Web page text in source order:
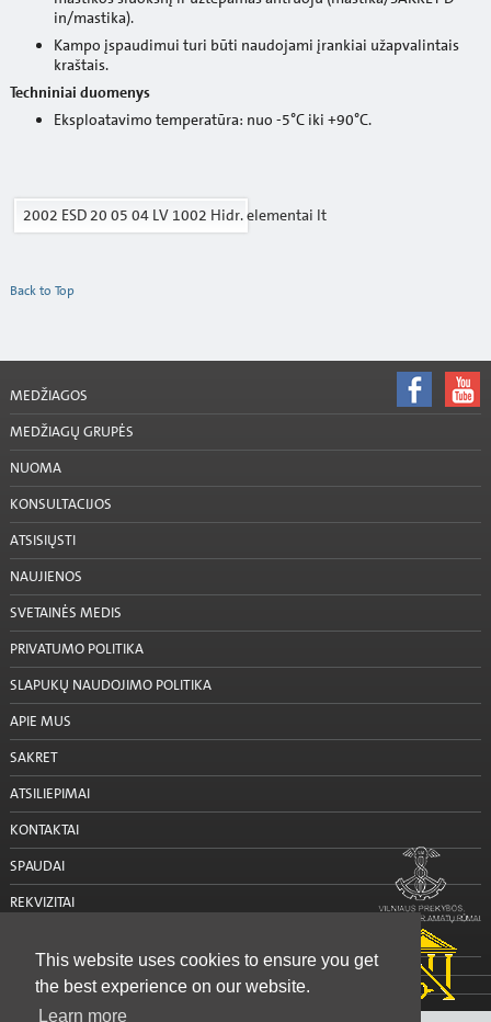
This website uses cookies to ensure you get
the best experience on our website.
Learn more
in/mastika).
Kampo įspaudimui turi būti naudojami įrankiai užapvalintais
kraštais.
Techniniai duomenys
Eksploatavimo temperatūra: nuo -5°C iki +90°C.
2002 ESD 20 05 04 LV 1002 Hidr. elementai lt
Back to Top
MEDŽIAGOS
MEDŽIAGŲ GRUPĖS
NUOMA
KONSULTACIJOS
ATSISIŲSTI
NAUJIENOS
SVETAINĖS MEDIS
PRIVATUMO POLITIKA
SLAPUKŲ NAUDOJIMO POLITIKA
APIE MUS
SAKRET
ATSILIEPIMAI
KONTAKTAI
SPAUDAI
REKVIZITAI